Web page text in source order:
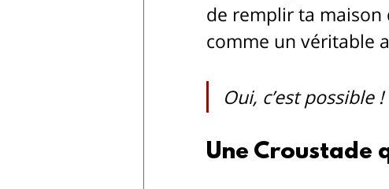
de remplir ta
comme un véritable
Oui, c’est possible !
Une Croustade